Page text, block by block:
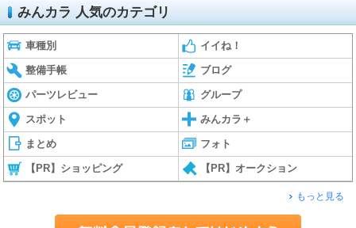
みんカラ 人気のカテゴリ
車種別 イイね！
整備手帳 ブログ
パーツレビュー グループ
スポット みんカラ＋
まとめ フォト
【PR】ショッピング 【PR】オークション
もっと見る